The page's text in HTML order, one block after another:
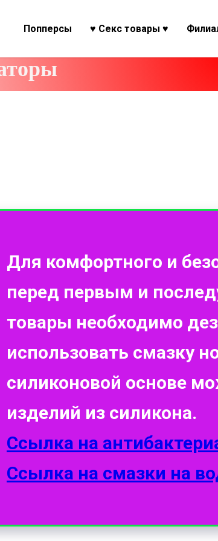
Попперсы ♥ Секс товары ♥
Для комфортного и
перед первым и
товары необходимо
использовать смазку
силиконовой основе
изделий из силикона.
Ссылка на
Ссылка на смазки на